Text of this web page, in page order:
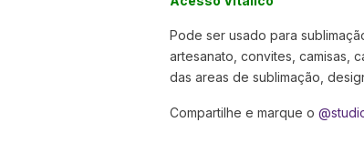
Pode ser usado para
artesanato, convites, camisas,
das areas de sublimação,
Compartilhe e marque o